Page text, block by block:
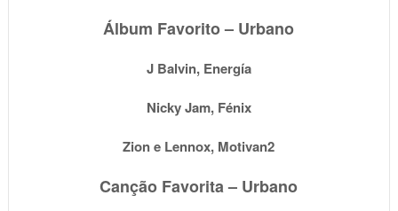
Álbum Favorito – Urbano
J Balvin, Energía
Nicky Jam, Fénix
Zion e Lennox, Motivan2
Canção Favorita – Urbano